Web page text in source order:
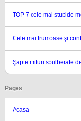
TOP 7 cele mai stupide
Cele mai frumoase şi
Şapte mituri spulberate
Pages
Acasa